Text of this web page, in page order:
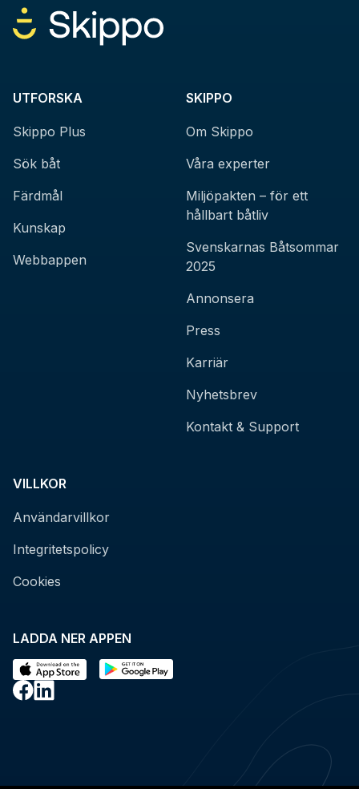
LADDA NER APPEN
UTFORSKA
Skippo Plus
Sök båt
Färdmål
Kunskap
Webbappen
SKIPPO
Om Skippo
Våra experter
Miljöpakten – för ett
hållbart båtliv
Svenskarnas Båtsommar
2025
Annonsera
Press
Karriär
Nyhetsbrev
Kontakt & Support
VILLKOR
Användarvillkor
Integritetspolicy
Cookies